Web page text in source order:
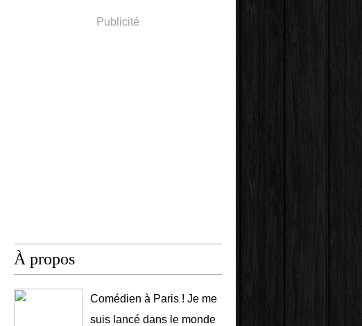
Publicité
À propos
Comédien à Paris ! Je me
suis lancé dans le monde